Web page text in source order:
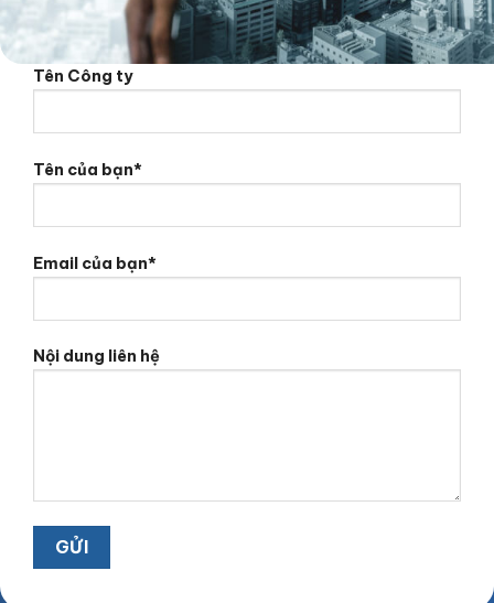
Tên Công ty
Tên của bạn*
Email của bạn*
Nội dung liên hệ